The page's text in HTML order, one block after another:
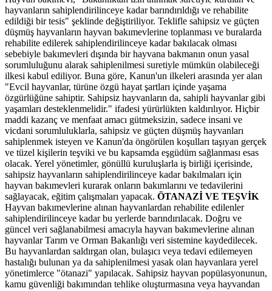
hayvanların sahiplendirilinceye kadar barındırıldığı ve rehabilite
edildiği bir tesis" şeklinde değiştiriliyor. Teklifle sahipsiz ve güçten
düşmüş hayvanların hayvan bakımevlerine toplanması ve buralarda
rehabilite edilerek sahiplendirilinceye kadar bakılacak olması
sebebiyle bakımevleri dışında bir hayvana bakmanın onun yasal
sorumluluğunu alarak sahiplenilmesi suretiyle mümkün olabileceği
ilkesi kabul ediliyor. Buna göre, Kanun'un ilkeleri arasında yer alan
"Evcil hayvanlar, türüne özgü hayat şartları içinde yaşama
özgürlüğüne sahiptir. Sahipsiz hayvanların da, sahipli hayvanlar gibi
yaşamları desteklenmelidir." ifadesi yürürlükten kaldırılıyor. Hiçbir
maddi kazanç ve menfaat amacı gütmeksizin, sadece insani ve
vicdani sorumluluklarla, sahipsiz ve güçten düşmüş hayvanları
sahiplenmek isteyen ve Kanun'da öngörülen koşulları taşıyan gerçek
ve tüzel kişilerin teşviki ve bu kapsamda eşgüdüm sağlanması esas
olacak. Yerel yönetimler, gönüllü kuruluşlarla iş birliği içerisinde,
sahipsiz hayvanların sahiplendirilinceye kadar bakılmaları için
hayvan bakımevleri kurarak onların bakımlarını ve tedavilerini
sağlayacak, eğitim çalışmaları yapacak. ÖTANAZİ VE TEŞVİK
Hayvan bakımevlerine alınan hayvanlardan rehabilite edilenler
sahiplendirilinceye kadar bu yerlerde barındırılacak. Doğru ve
güncel veri sağlanabilmesi amacıyla hayvan bakımevlerine alınan
hayvanlar Tarım ve Orman Bakanlığı veri sistemine kaydedilecek.
Bu hayvanlardan saldırgan olan, bulaşıcı veya tedavi edilemeyen
hastalığı bulunan ya da sahiplenilmesi yasak olan hayvanlara yerel
yönetimlerce "ötanazi" yapılacak. Sahipsiz hayvan popülasyonunun,
kamu güvenliği bakımından tehlike oluşturmasına veya hayvandan